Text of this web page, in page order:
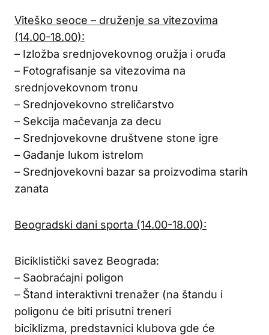
Viteško seoce – druženje sa vitezovima
(14.00-18.00):
– Izložba srednjovekovnog oružja i oruđa
– Fotografisanje sa vitezovima na
srednjovekovnom tronu
– Srednjovekovno streličarstvo
– Sekcija mačevanja za decu
– Srednjovekovne društvene stone igre
– Gađanje lukom istrelom
– Srednjovekovni bazar sa proizvodima starih
zanata
Beogradski dani sporta (14.00-18.00):
Biciklistički savez Beograda:
– Saobraćajni poligon
– Štand interaktivni trenažer (na štandu i
poligonu će biti prisutni treneri
biciklizma, predstavnici klubova gde će